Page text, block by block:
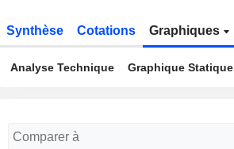
Synthèse Cotations Graphiques
Analyse Technique Graphique Statique